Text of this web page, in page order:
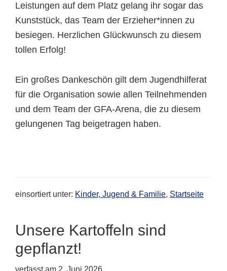
Leistungen auf dem Platz gelang ihr sogar das
Kunststück, das Team der Erzieher*innen zu
besiegen. Herzlichen Glückwunsch zu diesem
tollen Erfolg!
Ein großes Dankeschön gilt dem Jugendhilferat
für die Organisation sowie allen Teilnehmenden
und dem Team der GFA-Arena, die zu diesem
gelungenen Tag beigetragen haben.
einsortiert unter: Kinder, Jugend & Familie, Startseite
Unsere Kartoffeln sind
gepflanzt!
verfasst am 2. Juni 2026